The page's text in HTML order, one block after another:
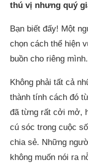
thú vị nhưng quý
Bạn biết đấy! Một
chọn cách thể hiện
buồn cho riêng mình.
Không phải tất cả
thành tính cách đó
đã từng rất cởi mở,
cú sóc trong cuộc
chia sẻ. Những
không muốn nói ra